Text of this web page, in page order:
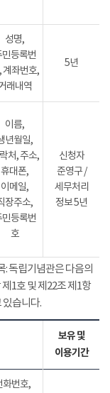
성명,
민등록번
계좌번호,
래내역
5년
이름,
년월일,
처, 주소,
휴대폰,
이메일,
장주소,
민등록번
호
신청자
준영구 /
세무처리
정보 5년
독립기념관은 다음의
1호 및 제22조 제1항
있습니다.
보유 및
이용기간
화번호,